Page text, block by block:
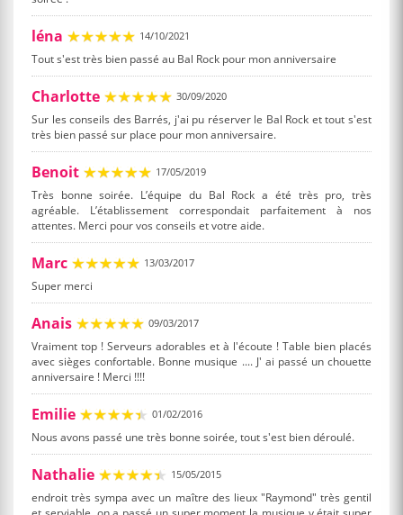
léna 14/10/2021
Tout s'est très bien passé au Bal Rock pour mon anniversaire
Charlotte 30/09/2020
Sur les conseils des Barrés, j'ai pu réserver le Bal Rock et tout s'est
très bien passé sur place pour mon anniversaire.
Benoit 17/05/2019
Très bonne soirée. L’équipe du Bal Rock a été très pro, très
agréable. L’établissement correspondait parfaitement à nos
attentes. Merci pour vos conseils et votre aide.
Marc 13/03/2017
Super merci
Anais 09/03/2017
Vraiment top ! Serveurs adorables et à l'écoute ! Table bien placés
avec sièges confortable. Bonne musique .... J' ai passé un chouette
anniversaire ! Merci !!!!
Emilie 01/02/2016
Nous avons passé une très bonne soirée, tout s'est bien déroulé.
Nathalie 15/05/2015
endroit très sympa avec un maître des lieux "Raymond" très gentil